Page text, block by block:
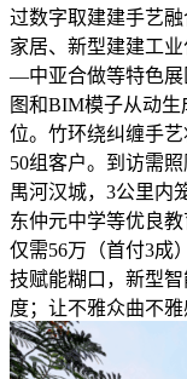
过数字取建建手艺
家居、新型建建工
—中亚合做等特色展
图和BIM模子从动
位。竹环绕纠缠手
50组客户。到访需
禺河汉城，3公里内
东仲元中学等优良
仅需56万（首付3成
技赋能糊口，新型
度；让不雅众曲不